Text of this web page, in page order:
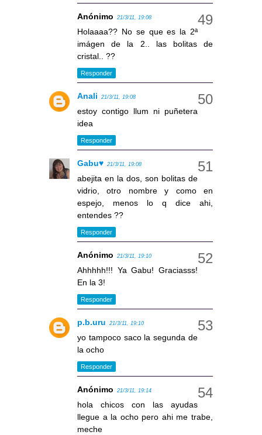
Anónimo 21/3/11, 19:08
Holaaaa?? No se que es la 2ª
imágen de la 2.. las bolitas de
cristal.. ??
Responder
Anali 21/3/11, 19:08
estoy contigo llum ni puñetera
idea
Responder
Gabu♥ 21/3/11, 19:08
abejita en la dos, son bolitas de
vidrio, otro nombre y como en
espejo, menos lo q dice ahi,
entendes ??
Responder
Anónimo 21/3/11, 19:10
Ahhhhh!!! Ya Gabu! Graciasss!
En la 3!
Responder
p.b.uru 21/3/11, 19:10
yo tampoco saco la segunda de
la ocho
Responder
Anónimo 21/3/11, 19:14
hola chicos con las ayudas
llegue a la ocho pero ahi me trabe,
meche